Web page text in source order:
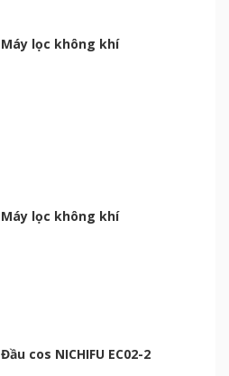
Máy lọc không khí
Máy lọc không khí
Đầu cos NICHIFU EC02-2